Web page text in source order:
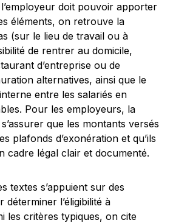
doit pouvoir apporter
éléments, on retrouve la
(sur le lieu de travail ou à
de rentrer au domicile,
d’entreprise ou de
alternatives, ainsi que le
entre les salariés en
Pour les employeurs, la
que les montants versés
plafonds d’exonération et qu’ils
cadre légal clair et documenté.
textes s’appuient sur des
l’éligibilité à
les critères typiques, on cite